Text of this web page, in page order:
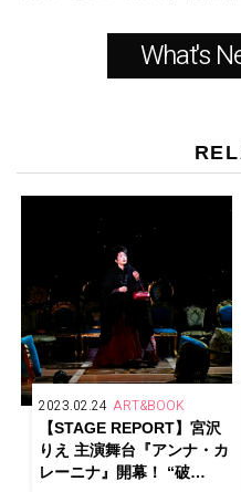
What's
2023.02.24 ART&BOOK
【STAGE REPORT】宮沢
りえ 主演舞台『アンナ・カ
レーニナ』開幕！ “破